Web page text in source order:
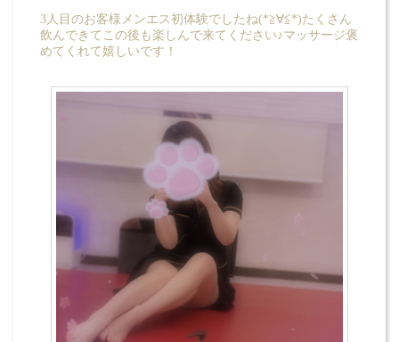
3人目のお客様メンエス初体験でしたね(*≧∀≦*)たくさん
飲んできてこの後も楽しんで来てください♪マッサージ褒
めてくれて嬉しいです！